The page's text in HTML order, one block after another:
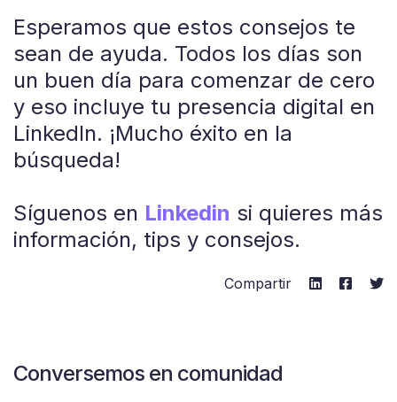
Esperamos que estos consejos te
sean de ayuda. Todos los días son
un buen día para comenzar de cero
y eso incluye tu presencia digital en
LinkedIn. ¡Mucho éxito en la
búsqueda!
Síguenos en Linkedin si quieres más
información, tips y consejos.
Compartir
Conversemos en comunidad